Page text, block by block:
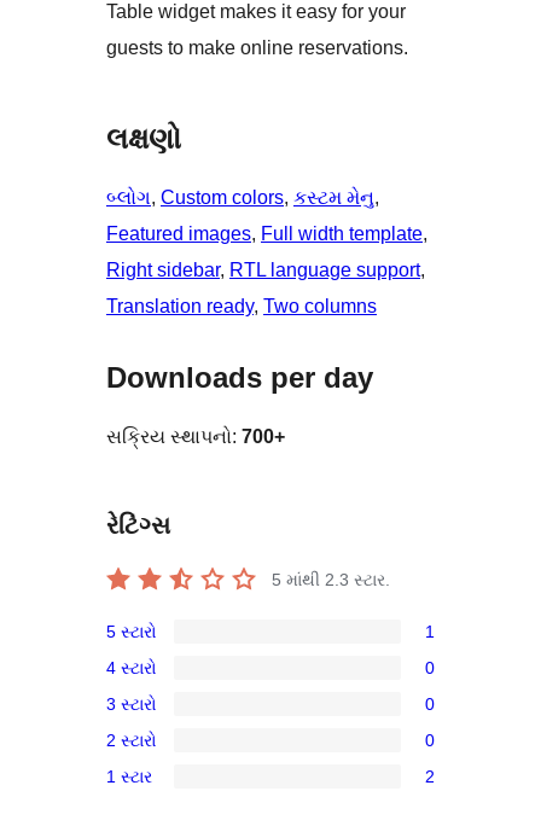
Table widget makes it easy for your
guests to make online reservations.
લક્ષણો
બ્લોગ, Custom colors, કસ્ટમ મેનુ
Featured images, Full width template
Right sidebar, RTL language support
Translation ready, Two columns
Downloads per day
સક્રિય સ્થાપનો: 700+
રેટિંગ્સ
5 માંથી 2.3 સ્ટાર.
5-
સ્ટાર
સમીક્ષા
5 સ્ટારો 1
4-
સ્ટાર
સમીક્ષાઓ
4 સ્ટારો 0
3-
સ્ટાર
3 સ્ટારો 0
2-
2 સ્ટારો 0
1 સ્ટાર 2